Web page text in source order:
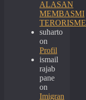
ALASAN
MEMBASMI
TERORISME
suharto
on
Profil
ismail
rajab
pane
on
Imigran